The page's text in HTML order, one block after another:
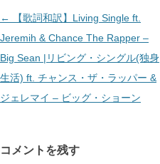
投
稿
ナ
ビ
ゲ
ョ
←
【歌詞和訳】Living Single ft.
Jeremih & Chance The Rapper –
Big Sean |リビング・シングル(独身
生活) ft. チャンス・ザ・ラッパー &
ジェレマイ – ビッグ・ショーン
コメントを残す